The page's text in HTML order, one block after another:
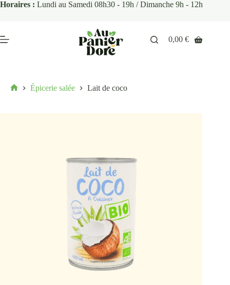
Horaires : Lundi au Samedi 08h30 - 19h / Dimanche 9h - 12h
0,00€
Épicerie salée Lait de coco